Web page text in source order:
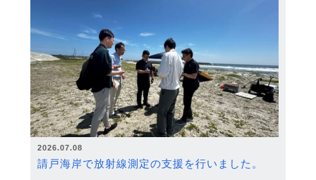
2026.07.08
請戸海岸で放射線測定の支援を行いました。